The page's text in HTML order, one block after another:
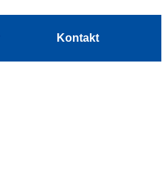
Kontakt